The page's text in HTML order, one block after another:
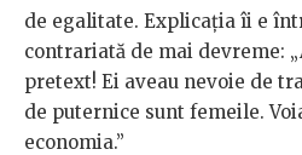
de egalitate. Explicația îi e
contrariată de mai devreme:
pretext! Ei aveau nevoie de
de puternice sunt femeile.
economia.”